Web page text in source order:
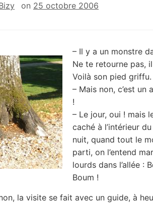
on 25 octobre 2006
– Il y a un monstre
Ne te retourne pas,
Voilà son pied griffu.
– Mais non, c’est un
!
– Le jour, oui ! mais
caché à l’intérieur
nuit, quand tout le
parti, on l’entend
lourds dans l’allée :
Boum !
la visite se fait avec un guide, à